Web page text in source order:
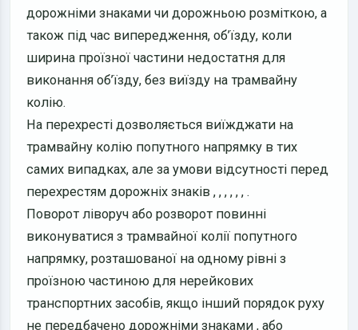
дорожніми знаками чи дорожньою розміткою, а
також під час випередження, об’їзду, коли
ширина проїзної частини недостатня для
виконання об’їзду, без виїзду на трамвайну
колію.
На перехресті дозволяється виїжджати на
трамвайну колію попутного напрямку в тих
самих випадках, але за умови відсутності перед
перехрестям дорожніх знаків , , , , , , .
Поворот ліворуч або розворот повинні
виконуватися з трамвайної колії попутного
напрямку, розташованої на одному рівні з
проїзною частиною для нерейкових
транспортних засобів, якщо інший порядок руху
не передбачено дорожніми знаками , або